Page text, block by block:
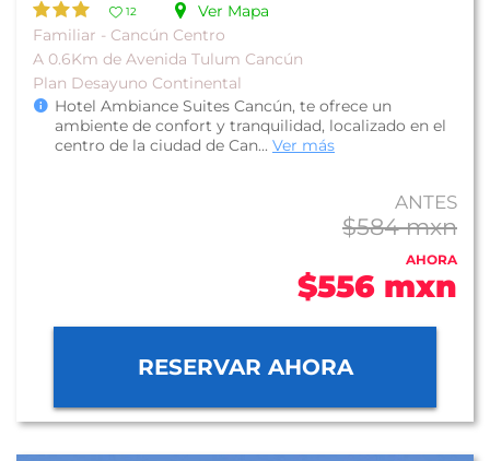
12
Ver Mapa
Familiar - Cancún Centro
A 0.6Km de Avenida Tulum Cancún
Plan Desayuno Continental
Hotel Ambiance Suites Cancún, te ofrece un
ambiente de confort y tranquilidad, localizado en el
centro de la ciudad de Can... Ver más
ANTES
$584 mxn
AHORA
$556 mxn
RESERVAR AHORA